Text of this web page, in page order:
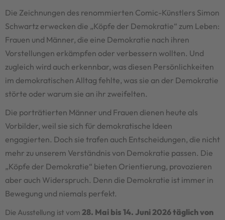
Die Zeichnungen des renommierten Comic-Künstlers Simon
Schwartz erwecken die „Köpfe der Demokratie“ zum Leben:
Frauen und Männer, die eine Demokratie nach ihren
Vorstellungen erkämpfen oder verbessern wollten. Und
zugleich wird auch erkennbar, was diesen Persönlichkeiten
im demokratischen Alltag fehlte, was sie an der Demokratie
störte oder warum sie an ihr zweifelten.
Die porträtierten Männer und Frauen dienen heute als
Vorbilder, weil sie sich für demokratische Ideen
engagierten. Doch sie trafen auch Entscheidungen, die nicht
mehr zu unserem Verständnis von Demokratie passen. Die
„Köpfe der Demokratie“ bieten Orientierung, provozieren
aber auch Widerspruch. Denn die Demokratie ist immer in
Bewegung und niemals perfekt.
Die Ausstellung ist vom 28. Mai bis 14. Juni 2026 täglich von